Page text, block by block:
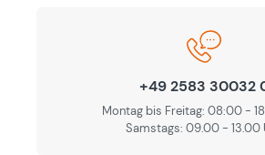
+49 2583 30032
Montag bis Freitag: 08:00 -
Samstags: 09.00 - 13.00